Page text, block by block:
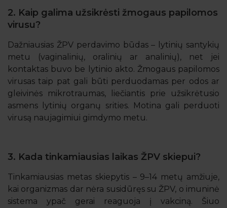
2. Kaip galima užsikrėsti žmogaus papilomos
virusu?
Dažniausias ŽPV perdavimo būdas – lytinių santykių
metu (vaginalinių, oralinių ar analinių), net jei
kontaktas buvo be lytinio akto. Žmogaus papilomos
virusas taip pat gali būti perduodamas per odos ar
gleivinės mikrotraumas, liečiantis prie užsikrėtusio
asmens lytinių organų srities. Motina gali perduoti
virusą naujagimiui gimdymo metu.
3. Kada tinkamiausias laikas ŽPV skiepui?
Tinkamiausias metas skiepytis – 9–14 metų amžiuje,
kai organizmas dar nėra susidūręs su ŽPV, o imuninė
sistema ypač gerai reaguoja į vakciną. Šiuo